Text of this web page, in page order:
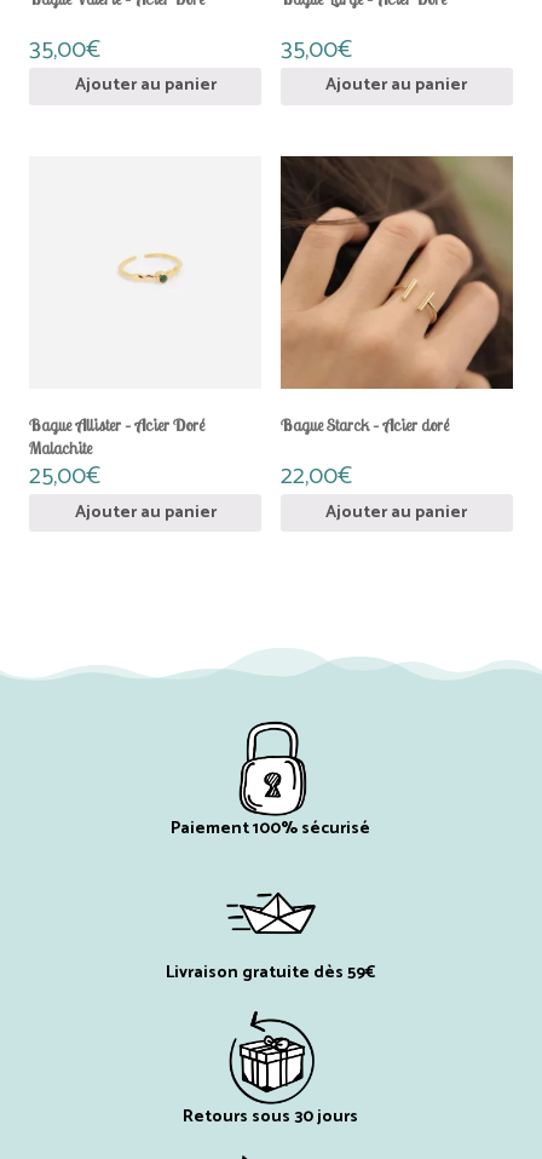
35,00€
Ajouter au panier
35,00€
Ajouter au panier
Bague Allister – Acier Doré
Malachite
25,00€
Ajouter au panier
Bague Starck – Acier doré
22,00€
Ajouter au panier
Paiement 100% sécurisé
Livraison gratuite dès 59€
Retours sous 30 jours